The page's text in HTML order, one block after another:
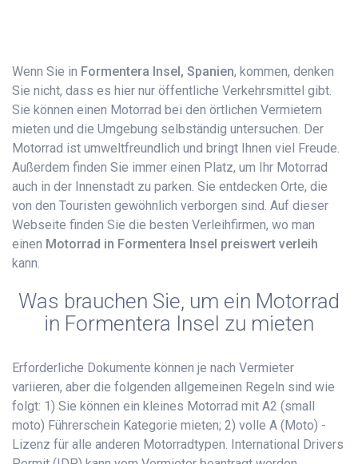
Wenn Sie in Formentera Insel, Spanien, kommen, denken
Sie nicht, dass es hier nur öffentliche Verkehrsmittel gibt.
Sie können einen Motorrad bei den örtlichen Vermietern
mieten und die Umgebung selbständig untersuchen. Der
Motorrad ist umweltfreundlich und bringt Ihnen viel Freude.
Außerdem finden Sie immer einen Platz, um Ihr Motorrad
auch in der Innenstadt zu parken. Sie entdecken Orte, die
von den Touristen gewöhnlich verborgen sind. Auf dieser
Webseite finden Sie die besten Verleihfirmen, wo man
einen Motorrad in Formentera Insel preiswert verleih
kann.
Was brauchen Sie, um ein Motorrad
in Formentera Insel zu mieten
Erforderliche Dokumente können je nach Vermieter
variieren, aber die folgenden allgemeinen Regeln sind wie
folgt: 1) Sie können ein kleines Motorrad mit A2 (small
moto) Führerschein Kategorie mieten; 2) volle A (Moto) -
Lizenz für alle anderen Motorradtypen. International Drivers